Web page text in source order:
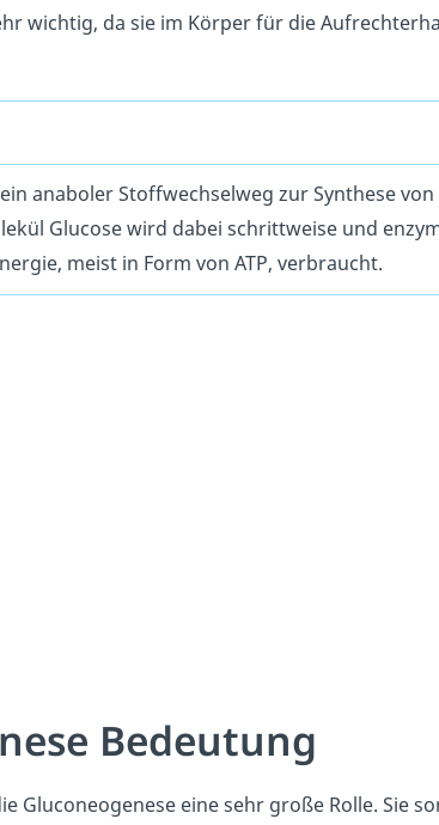
wichtig, da sie im Körper für die
anaboler Stoffwechselweg zur Synthese
Glucose wird dabei schrittweise und
meist in Form von ATP, verbraucht.
Bedeutung
Gluconeogenese eine sehr große Rolle. Sie